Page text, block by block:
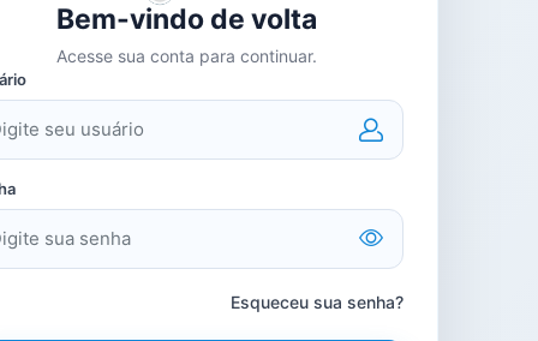
Bem-vindo de volta
Acesse sua conta para continuar.
Esqueceu sua senha?